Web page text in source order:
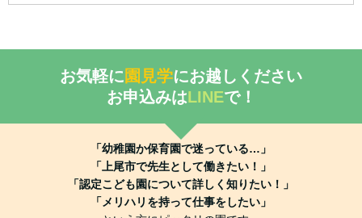
お気軽に園見学にお越しください
お申込みはLINEで！
「幼稚園か保育園で迷っている…」
「上尾市で先生として働きたい！」
「認定こども園について詳しく知りたい！」
「メリハリを持って仕事をしたい」